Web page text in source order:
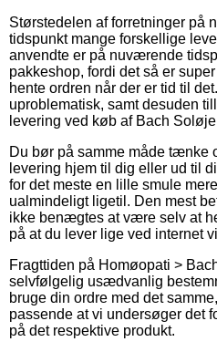
Størstedelen af forretninger på
tidspunkt mange forskellige
anvendte er på nuværende
pakkeshop, fordi det så er
hente ordren når der er tid til
uproblematisk, samt desuden
levering ved køb af Bach
Du bør på samme måde tænke
levering hjem til dig eller ud til
for det meste en lille smule
ualmindeligt ligetil. Den mest
ikke benægtes at være selv at
på at du lever lige ved internet
Fragttiden på Homøopati >
selvfølgelig usædvanlig
bruge din ordre med det
passende at vi undersøger det
på det respektive produkt.